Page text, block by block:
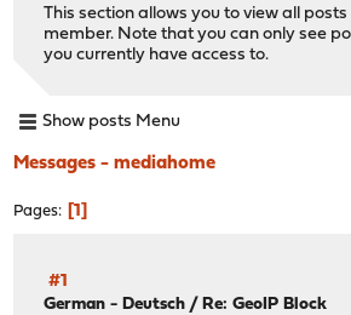
This section allows you to view all
member. Note that you can only see
you currently have access to.
Show posts Menu
Messages - mediahome
Pages 1
#1
German - Deutsch / Re: GeoIP Block